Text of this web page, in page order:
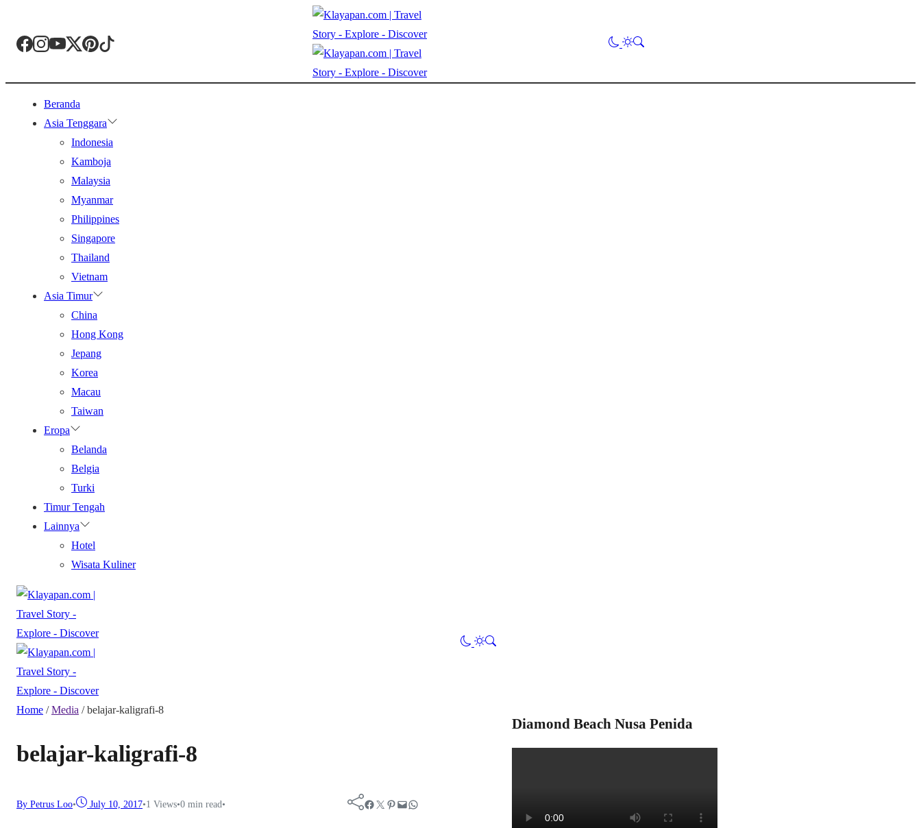
Beranda
Asia Tenggara
Indonesia
Kamboja
Malaysia
Myanmar
Philippines
Singapore
Thailand
Vietnam
Asia Timur
China
Hong Kong
Jepang
Korea
Macau
Taiwan
Eropa
Belanda
Belgia
Turki
Timur Tengah
Lainnya
Hotel
Wisata Kuliner
Home /Media /belajar-kaligrafi-8
belajar-kaligrafi-8
By Petrus Loo• July 10, 2017•1 Views•0 min read• Facebook Twitter Pinterest Mail WhatsApp
Diamond Beach Nusa Penida